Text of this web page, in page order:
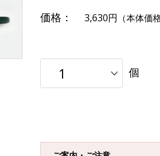
価格： 3,630円 （本体価
個